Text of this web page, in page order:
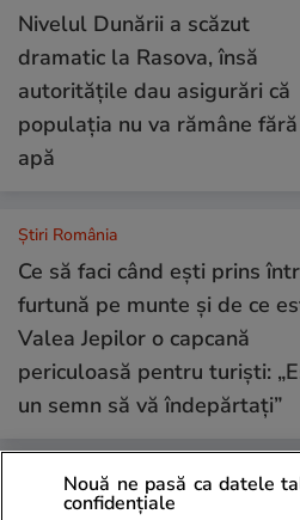
Nivelul Dunării a scăzut
dramatic la Rasova, însă
autoritățile dau asigurări că
populația nu va rămâne fără
apă
Știri România
Ce să faci când ești prins
furtună pe munte și de ce
Valea Jepilor o capcană
periculoasă pentru turiști:
un semn să vă îndepărtați”
Nouă ne pasă ca datele
confidențiale